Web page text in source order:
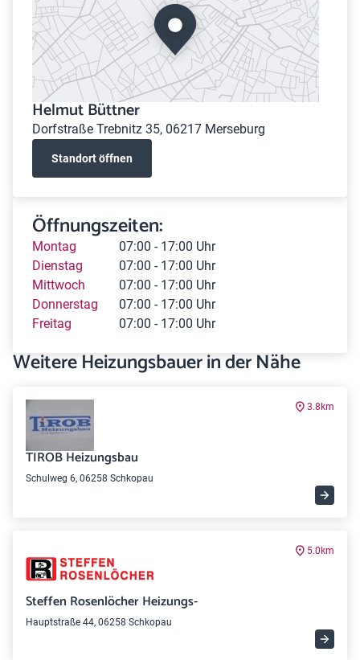
Helmut Büttner
Dorfstraße Trebnitz 35, 06217 Merseburg
Standort öffnen
Öffnungszeiten:
Montag
07:00 - 17:00 Uhr
Dienstag
07:00 - 17:00 Uhr
Mittwoch
07:00 - 17:00 Uhr
Donnerstag
07:00 - 17:00 Uhr
Freitag
07:00 - 17:00 Uhr
Weitere Heizungsbauer in der Nähe
3.8km
TIROB Heizungsbau
Schulweg 6, 06258 Schkopau
5.0km
Steffen Rosenlöcher Heizungs-
Hauptstraße 44, 06258 Schkopau